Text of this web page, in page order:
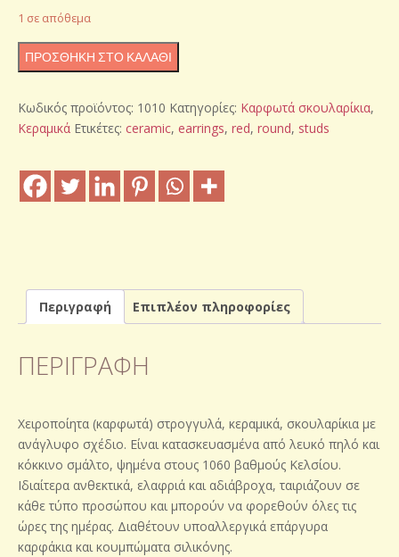
1 σε απόθεμα
Χειροποίητα
κεραμικά
ποσότητα
ΠΡΟΣΘΉΚΗ ΣΤΟ ΚΑΛΆΘΙ
Κωδικός προϊόντος: 1010 Κατηγορίες: Καρφωτά σκουλαρίκια,
Κεραμικά Ετικέτες: ceramic, earrings, red, round, studs
Περιγραφή Επιπλέον πληροφορίες
ΠΕΡΙΓΡΑΦΉ
Χειροποίητα (καρφωτά) στρογγυλά, κεραμικά, σκουλαρίκια με
ανάγλυφο σχέδιο. Είναι κατασκευασμένα από λευκό πηλό και
κόκκινο σμάλτο, ψημένα στους 1060 βαθμούς Κελσίου.
Ιδιαίτερα ανθεκτικά, ελαφριά και αδιάβροχα, ταιριάζουν σε
κάθε τύπο προσώπου και μπορούν να φορεθούν όλες τις
ώρες της ημέρας. Διαθέτουν υποαλλεργικά επάργυρα
καρφάκια και κουμπώματα σιλικόνης.